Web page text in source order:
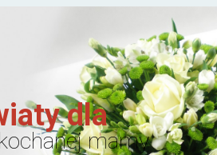
dla
mamy